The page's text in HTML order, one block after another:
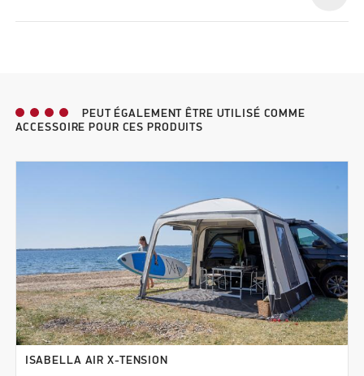
PEUT ÉGALEMENT ÊTRE UTILISÉ COMME
ACCESSOIRE POUR CES PRODUITS
ISABELLA AIR X-TENSION